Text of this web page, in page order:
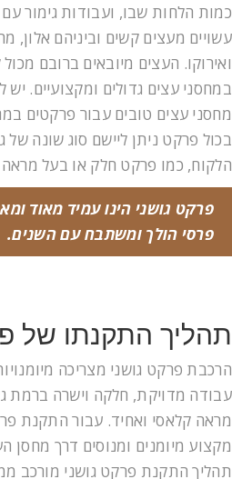
כמות הלחות שבו, ועבודות גימור
עשויים מעצים קשים וביניהם אלון,
ואירוקו. העצים מיובאים ברובם
במחסני עצים גדולים ומקצועיים. יש
מחסני עצים טובים עבור פרקטים
בכול פרקט ניתן ליישם סוג שונה
הלקוח, כמו פרקט חלק או בעל מראה
פרקט גושני הינו עמיד מאוד
פרסי הולך ומשתבח עם השנים.
תהליך התקנתו של
הרכבת פרקט גושני מצריכה
עבודה מדויקת, חלקה וישרה ברמת
מראה קלאסי ואחיד. עבור התקנת
מקצוע מיומנים ומנוסים דרך מחסן
תהליך התקנת פרקט גושני מורכב